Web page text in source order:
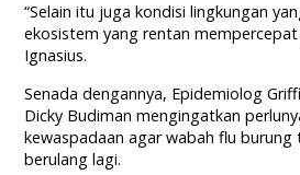
“Selain itu juga kondisi lingkungan
ekosistem yang rentan mempercepat
Ignasius.
Senada dengannya, Epidemiolog
Dicky Budiman mengingatkan
kewaspadaan agar wabah flu burung
berulang lagi.